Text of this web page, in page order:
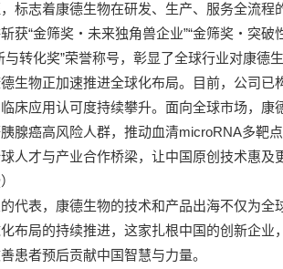
标志着康德生物在研发、生产、服务全流
获“金筛奖・未来独角兽企业”“金筛奖・突
转化奖”荣誉称号，彰显了全球行业对康德
生物正加速推进全球化布局。目前，公司
床应用认可度持续攀升。面向全球市场，
腺癌高风险人群，推动血清microRNA多靶
人才与产业合作桥梁，让中国原创技术惠及
代表，康德生物的技术和产品出海不仅为
布局的持续推进，这家扎根中国的创新企
患者预后贡献中国智慧与力量。